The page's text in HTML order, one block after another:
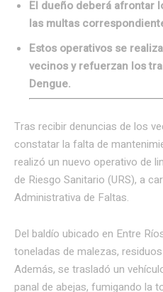
El dueño deberá afrontar
las multas
Estos operativos se
vecinos y refuerzan los
Dengue.
Tras recibir denuncias de los
constatar la falta de
realizó un nuevo operativo de
de Riesgo Sanitario (URS), a
Administrativa de Faltas.
Del baldío ubicado en Entre
toneladas de malezas,
Además, se trasladó un
panal de abejas, fumigando la